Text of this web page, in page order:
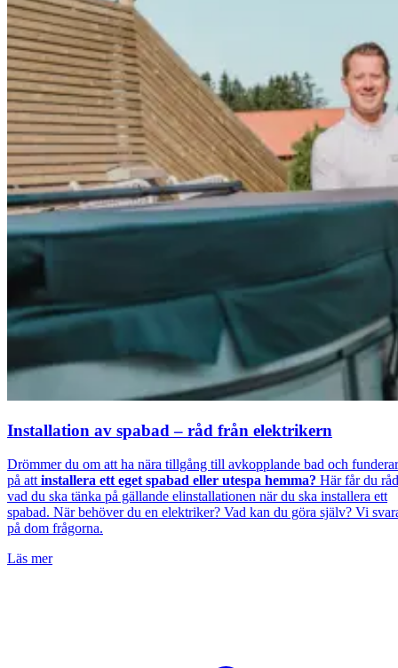
Installation av spabad – råd från elektrikern
Drömmer du om att ha nära tillgång till avkopplande bad och funderar
på attinstallera ett eget spabad eller utespa hemma? Här får du råd
vad du ska tänka på gällande elinstallationen när du ska installera ett
spabad. När behöver du en elektriker? Vad kan du göra själv? Vi
på dom frågorna.
Läs mer